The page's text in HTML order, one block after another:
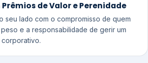
Prêmios de Valor e Perenidade
seu lado com o compromisso de quem
e a responsabilidade de gerir um